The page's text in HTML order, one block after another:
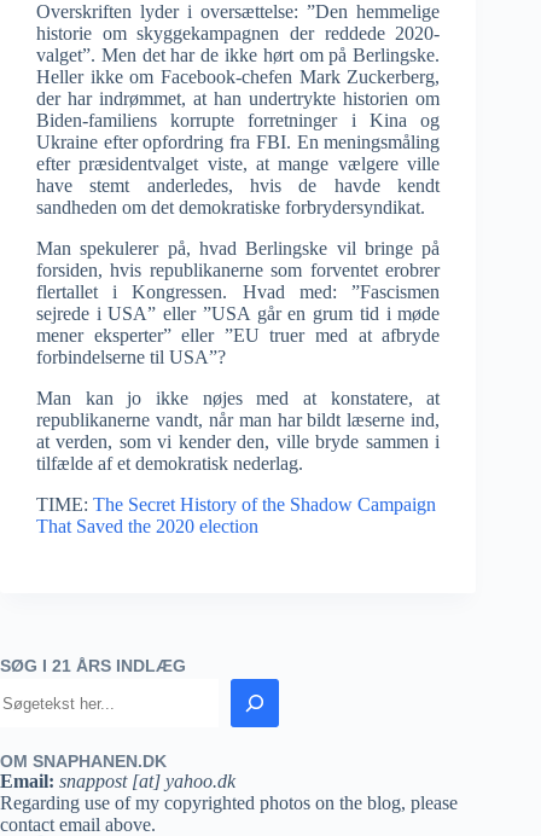
Overskriften lyder i oversættelse: ”Den hemmelige
historie om skyggekampagnen der reddede 2020-
valget”. Men det har de ikke hørt om på Berlingske.
Heller ikke om Facebook-chefen Mark Zuckerberg,
der har indrømmet, at han undertrykte historien om
Biden-familiens korrupte forretninger i Kina og
Ukraine efter opfordring fra FBI. En meningsmåling
efter præsidentvalget viste, at mange vælgere ville
have stemt anderledes, hvis de havde kendt
sandheden om det demokratiske forbrydersyndikat.
Man spekulerer på, hvad Berlingske vil bringe på
forsiden, hvis republikanerne som forventet erobrer
flertallet i Kongressen. Hvad med: ”Fascismen
sejrede i USA” eller ”USA går en grum tid i møde
mener eksperter” eller ”EU truer med at afbryde
forbindelserne til USA”?
Man kan jo ikke nøjes med at konstatere, at
republikanerne vandt, når man har bildt læserne ind,
at verden, som vi kender den, ville bryde sammen i
tilfælde af et demokratisk nederlag.
TIME: The Secret History of the Shadow Campaign
That Saved the 2020 election
SØG I 21 ÅRS INDLÆG
OM SNAPHANEN.DK
Email: snappost [at] yahoo.dk
Regarding use of my copyrighted photos on the blog, please
contact email above.